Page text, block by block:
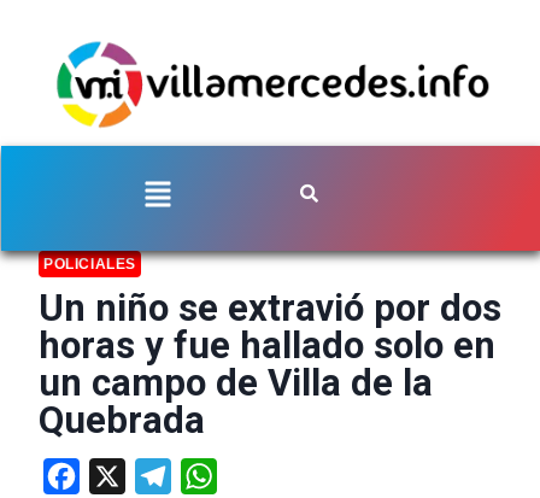
POLICIALES
Un niño se extravió por dos
horas y fue hallado solo en
un campo de Villa de la
Quebrada
Facebook Telegram